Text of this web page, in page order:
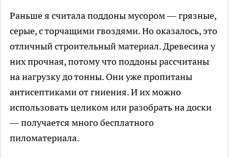
Раньше я считала поддоны мусором — грязные,
серые, с торчащими гвоздями. Но оказалось, это
отличный строительный материал. Древесина у
них прочная, потому что поддоны рассчитаны
на нагрузку до тонны. Они уже пропитаны
антисептиками от гниения. И их можно
использовать целиком или разобрать на доски
— получается много бесплатного
пиломатериала.